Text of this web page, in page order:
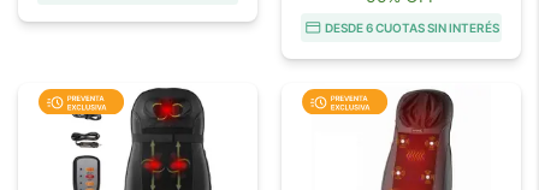
DESDE 6 CUOTAS SIN INTERÉS